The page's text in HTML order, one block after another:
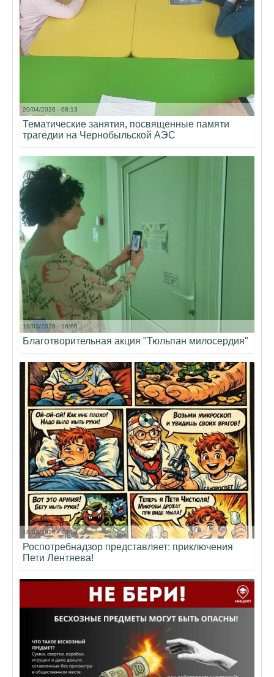
20/04/2026 - 08:13
Тематические занятия, посвященные памяти
трагедии на Чернобыльской АЭС
19/03/2026 - 16:06
Благотворительная акция "Тюльпан милосердия"
18/03/2026 - 13:28
Роспотребнадзор представляет: приключения
Пети Лентяева!